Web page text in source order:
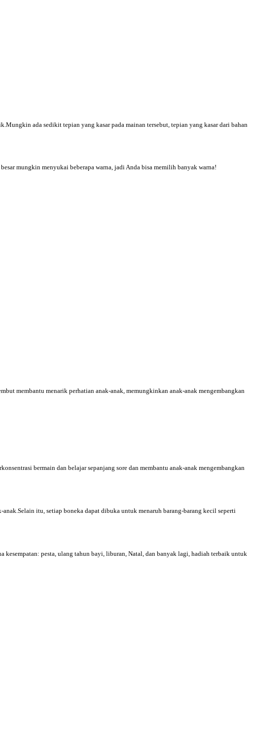
ada sedikit tepian yang kasar pada mainan tersebut, tepian yang kasar dari bahan
mungkin menyukai beberapa warna, jadi Anda bisa memilih banyak warna!
membantu menarik perhatian anak-anak, memungkinkan anak-anak mengembangkan
bermain dan belajar sepanjang sore dan membantu anak-anak mengembangkan
itu, setiap boneka dapat dibuka untuk menaruh barang-barang kecil seperti
kesempatan: pesta, ulang tahun bayi, liburan, Natal, dan banyak lagi, hadiah terbaik untuk